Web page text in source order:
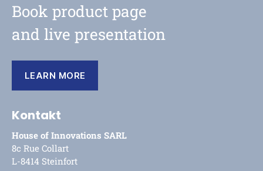
Book product page
and live presentation
LEARN MORE
Kontakt
House of Innovations SARL
8c Rue Collart
L-8414 Steinfort